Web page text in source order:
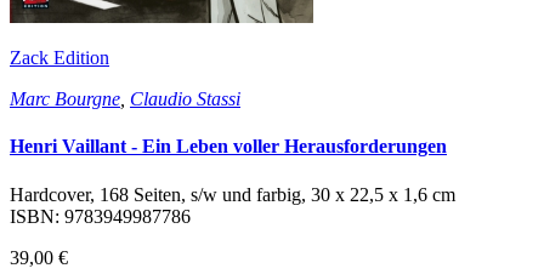
Zack Edition
Marc Bourgne Claudio Stassi
Henri Vaillant - Ein Leben voller Herausforderungen
Hardcover, 168 Seiten, s/w und farbig, 30 x 22,5 x 1,6 cm
ISBN: 9783949987786
39,00 €